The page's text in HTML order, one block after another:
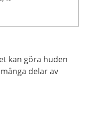
kan göra huden
delar av